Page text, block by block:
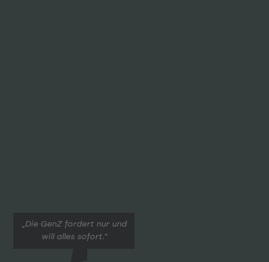
„Die GenZ fordert nur und
will alles sofort.“